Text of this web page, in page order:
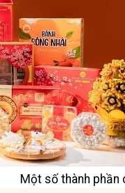
Một số thành